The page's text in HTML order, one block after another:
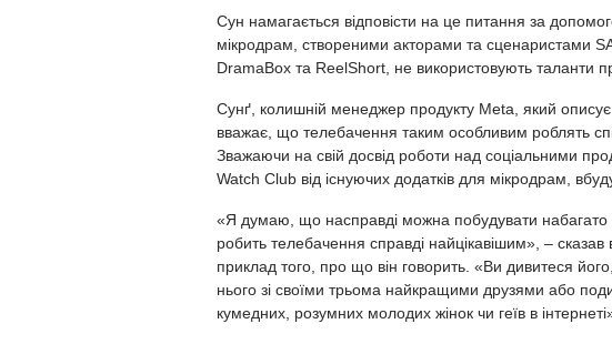
Сун намагається відповісти на це питання за
мікродрам, створеними акторами та сценаристами
DramaBox та ReelShort, не використовують таланти
Сунґ, колишній менеджер продукту Meta, який
вважає, що телебачення таким особливим роблять
Зважаючи на свій досвід роботи над соціальними
Watch Club від існуючих додатків для мікродрам,
«Я думаю, що насправді можна побудувати набагато
робить телебачення справді найцікавішим», –
приклад того, про що він говорить. «Ви дивитеся
нього зі своїми трьома найкращими друзями або
кумедних, розумних молодих жінок чи геїв в